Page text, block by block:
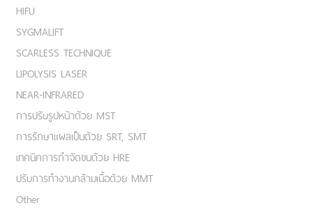
HIFU
SYGMALIFT
SCARLESS TECHNIQUE
LIPOLYSIS LASER
NEAR-INFRARED
การปรับรูปหน้าด้วย MST
การรักษาแผลเป็นด้วย SRT, SMT
เทคนิคการกำจัดขนด้วย HRE
ปรับการทำงานกล้ามเนื้อด้วย MMT
Other